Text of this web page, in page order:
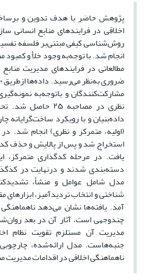
پژوهش حاضر با هدف تدوین و
اخلاقی در فرایندهای منابع انسانی
روش‌شناسی کیفی مبتنی‌بر فلسفه
انجام شد. با توجه‌به وجود خلأ و کمبود
مطالعاتی در فرایندهای مدیریت
مشارکت‌کنندگان و باتوجه‌به
نظری در مصاحبه ۲۵
داده‌بنیان و با رویکرد
مدل شامل عوامل و منشأ،
شناختی و انتخاب تردیدآمیز، ابزارهای
آمد. یافته‌ها نشان می‌دهد
چندوجهی است، آثار آن در بعد
مدیریت آن مستلزم تقویت نظام
جنبه‌هاست. مدل ارائه‌شده،
ناهماهنگی اخلاقی در اقدامات مدیریت